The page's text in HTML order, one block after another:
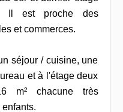
Il est proche des
et commerces.
séjour / cuisine, une
et à l'étage deux
m² chacune très